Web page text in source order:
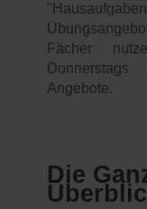
Fächer
Angebote.
Die